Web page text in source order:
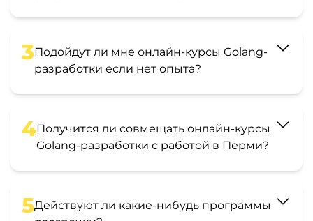
3Подойдут ли мне онлайн-курсы Golang-
разработки если нет опыта?
4Получится ли совмещать онлайн-курсы
Golang-разработки с работой в Перми?
5Действуют ли какие-нибудь программы